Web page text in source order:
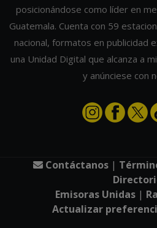
posicionándose como líder en
Guatemala. Cuenta con 59
nacional, formatos en publicidad
una Unidad Digital que alcanza a
y anúnciese con
Contáctanos|
Emisoras Unidas |
Actualizar